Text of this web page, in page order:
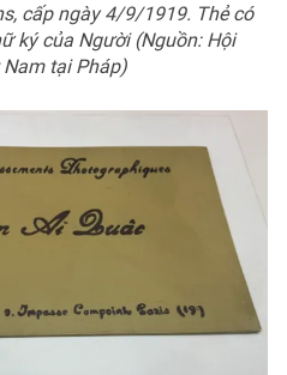
cấp ngày 4/9/1919. Thẻ có
ký của Người (Nguồn: Hội
tại Pháp)